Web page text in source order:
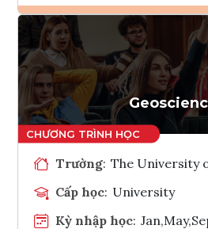
Ghi
Trường: The University
Cấp học: University
Kỳ nhập học: